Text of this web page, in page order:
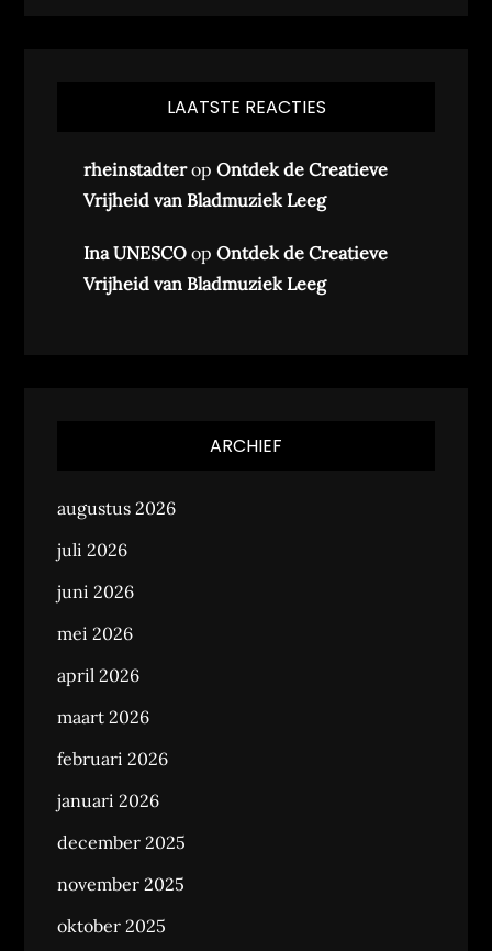
LAATSTE REACTIES
rheinstadteropOntdek de Creatieve
Vrijheid van Bladmuziek Leeg
Ina UNESCO opOntdek de Creatieve
Vrijheid van Bladmuziek Leeg
ARCHIEF
augustus 2026
juli 2026
juni 2026
mei 2026
april 2026
maart 2026
februari 2026
januari 2026
december 2025
november 2025
oktober 2025